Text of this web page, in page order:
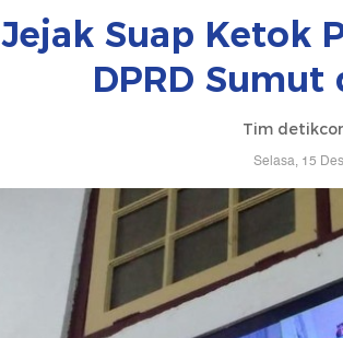
Jejak Suap Ketok
DPRD Sumut
Tim
Selasa, 15